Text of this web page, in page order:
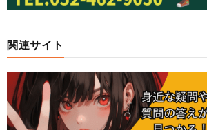
関連サイト